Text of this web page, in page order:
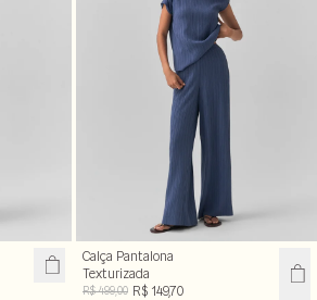
Calça Pantalona
Texturizada
R$ 499,00 R$ 149,70